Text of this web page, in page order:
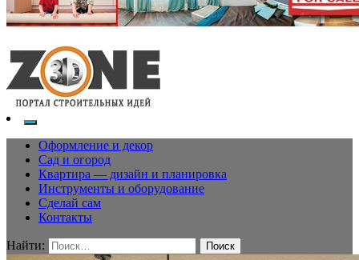
Оформление и декор
Сад и огород
Квартира — дизайн и планировка
Инструменты и оборудование
Сделай сам
Контакты
Найти: